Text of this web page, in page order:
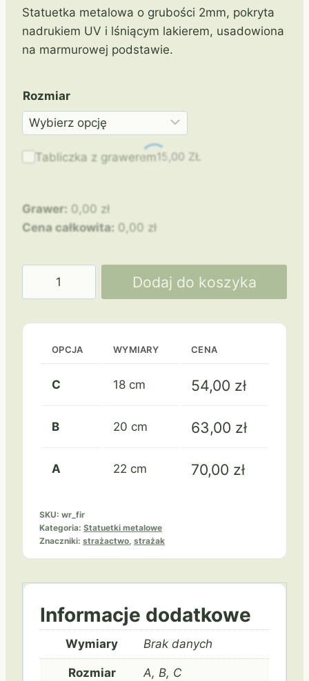
Statuetka metalowa o grubości 2mm, pokryta
nadrukiem UV i lśniącym lakierem, usadowiona
na marmurowej podstawie.
Rozmiar
Tabliczka z grawerem15,00 ZŁ
Grawer: 0,00 zł
Cena całkowita: 0,00 zł
FIR
Dodaj do koszyka
OPCJA WYMIARY CENA
C 18 cm 54,00 zł
B 20 cm 63,00 zł
A 22 cm 70,00 zł
SKU: wr_fir
Kategoria: Statuetki metalowe
Znaczniki: strażactwo, strażak
Informacje dodatkowe
Wymiary Brak danych
Rozmiar A, B, C